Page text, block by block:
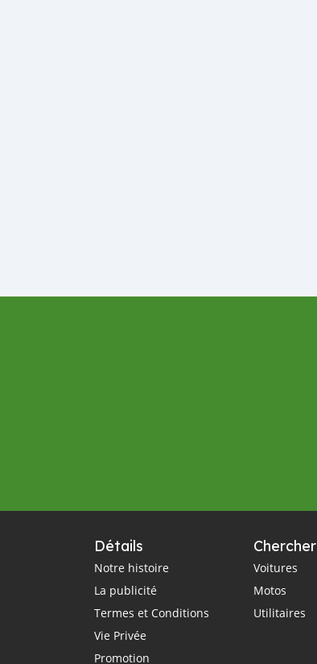
Détails
Notre histoire
La publicité
Termes et Conditions
Vie Privée
Promotion
Chercher
Voitures
Motos
Utilitaires